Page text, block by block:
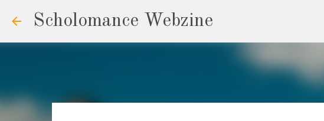
Scholomance Webzine